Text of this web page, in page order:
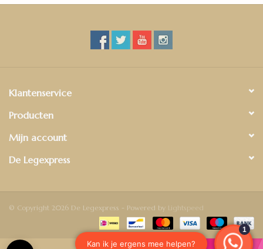
Klantenservice
Producten
Mijn account
De Legexpress
© Copyright 2026 De Legexpress - Powered by Lightspeed